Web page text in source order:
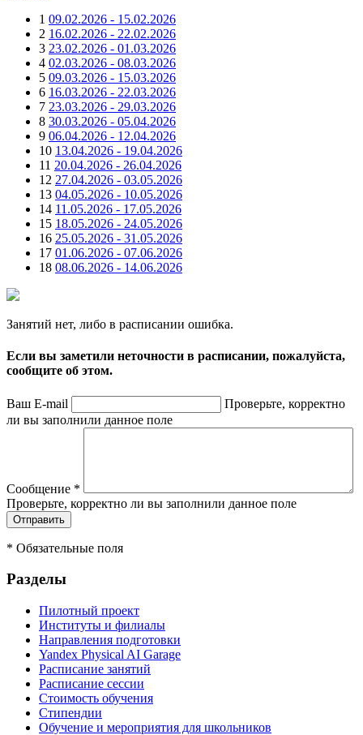
1 09.02.2026 - 15.02.2026
2 16.02.2026 - 22.02.2026
3 23.02.2026 - 01.03.2026
4 02.03.2026 - 08.03.2026
5 09.03.2026 - 15.03.2026
6 16.03.2026 - 22.03.2026
7 23.03.2026 - 29.03.2026
8 30.03.2026 - 05.04.2026
9 06.04.2026 - 12.04.2026
10 13.04.2026 - 19.04.2026
11 20.04.2026 - 26.04.2026
12 27.04.2026 - 03.05.2026
13 04.05.2026 - 10.05.2026
14 11.05.2026 - 17.05.2026
15 18.05.2026 - 24.05.2026
16 25.05.2026 - 31.05.2026
17 01.06.2026 - 07.06.2026
18 08.06.2026 - 14.06.2026
Занятий нет, либо в расписании ошибка.
Если вы заметили неточности в расписании, пожалуйста,
сообщите об этом.
Ваш E-mail
Проверьте, корректно
ли вы заполнили данное поле
Сообщение *
Проверьте, корректно ли вы заполнили данное поле
* Обязательные поля
Разделы
Пилотный проект
Институты и филиалы
Направления подготовки
Yandex Physical AI Garage
Расписание занятий
Расписание сессии
Стоимость обучения
Стипендии
Обучение и мероприятия для школьников